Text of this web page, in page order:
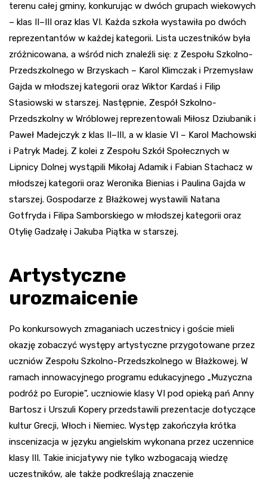
terenu całej gminy, konkurując w dwóch grupach wiekowych
– klas II–III oraz klas VI. Każda szkoła wystawiła po dwóch
reprezentantów w każdej kategorii. Lista uczestników była
zróżnicowana, a wśród nich znaleźli się: z Zespołu Szkolno-
Przedszkolnego w Brzyskach – Karol Klimczak i Przemysław
Gajda w młodszej kategorii oraz Wiktor Kardaś i Filip
Stasiowski w starszej. Następnie, Zespół Szkolno-
Przedszkolny w Wróblowej reprezentowali Miłosz Dziubanik i
Paweł Madejczyk z klas II–III, a w klasie VI – Karol Machowski
i Patryk Madej. Z kolei z Zespołu Szkół Społecznych w
Lipnicy Dolnej wystąpili Mikołaj Adamik i Fabian Stachacz w
młodszej kategorii oraz Weronika Bienias i Paulina Gajda w
starszej. Gospodarze z Błażkowej wystawili Natana
Gotfryda i Filipa Samborskiego w młodszej kategorii oraz
Otylię Gadzałę i Jakuba Piątka w starszej.
Artystyczne
urozmaicenie
Po konkursowych zmaganiach uczestnicy i goście mieli
okazję zobaczyć występy artystyczne przygotowane przez
uczniów Zespołu Szkolno-Przedszkolnego w Błażkowej. W
ramach innowacyjnego programu edukacyjnego „Muzyczna
podróż po Europie”, uczniowie klasy VI pod opieką pań Anny
Bartosz i Urszuli Kopery przedstawili prezentacje dotyczące
kultur Grecji, Włoch i Niemiec. Występ zakończyła krótka
inscenizacja w języku angielskim wykonana przez uczennice
klasy III. Takie inicjatywy nie tylko wzbogacają wiedzę
uczestników, ale także podkreślają znaczenie